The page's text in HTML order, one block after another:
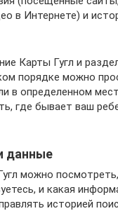
в Интернете) и
Карты Гугл и
порядке можно
в определенном
где бывает ваш
данные
можно
и какая
историей